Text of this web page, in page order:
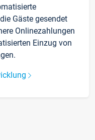
Gäste gesendet
Onlinezahlungen
Einzug von